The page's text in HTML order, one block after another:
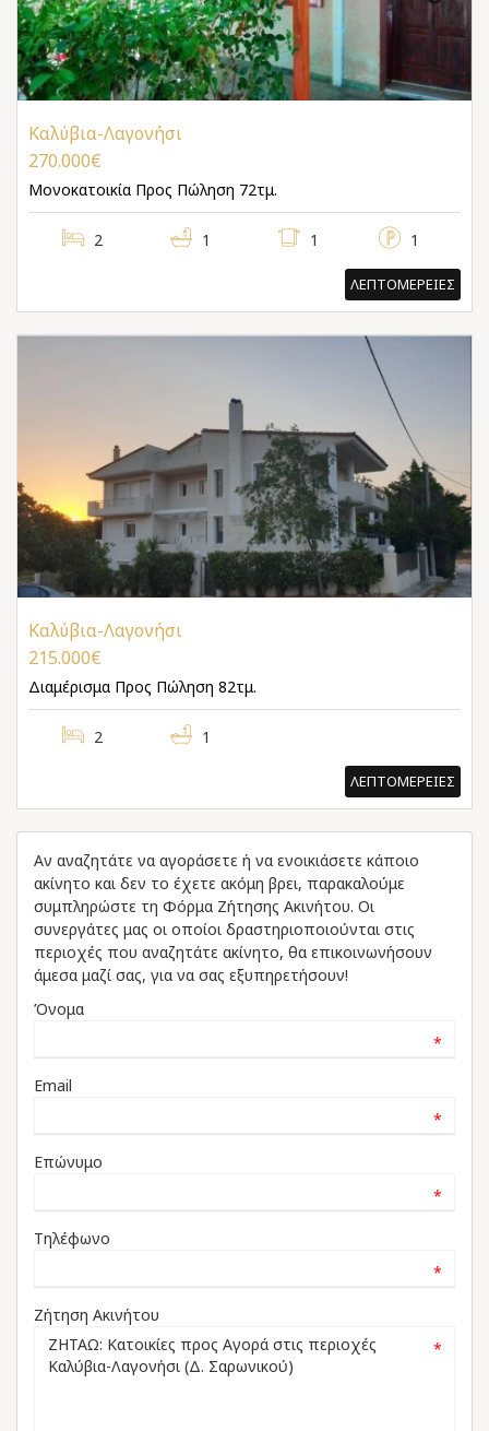
Καλύβια-Λαγονήσι
270.000€
Μονοκατοικία Προς Πώληση 72τμ.
2 1 1 1
ΛΕΠΤΟΜΕΡΕΙΕΣ
Καλύβια-Λαγονήσι
215.000€
Διαμέρισμα Προς Πώληση 82τμ.
2 1
ΛΕΠΤΟΜΕΡΕΙΕΣ
Αν αναζητάτε να αγοράσετε ή να ενοικιάσετε κάποιο
ακίνητο και δεν το έχετε ακόμη βρει, παρακαλούμε
συμπληρώστε τη Φόρμα Ζήτησης Ακινήτου. Οι
συνεργάτες μας οι οποίοι δραστηριοποιούνται στις
περιοχές που αναζητάτε ακίνητο, θα επικοινωνήσουν
άμεσα μαζί σας, για να σας εξυπηρετήσουν!
Όνομα
*
Email
*
Επώνυμο
*
Τηλέφωνο
*
Ζήτηση Ακινήτου
*